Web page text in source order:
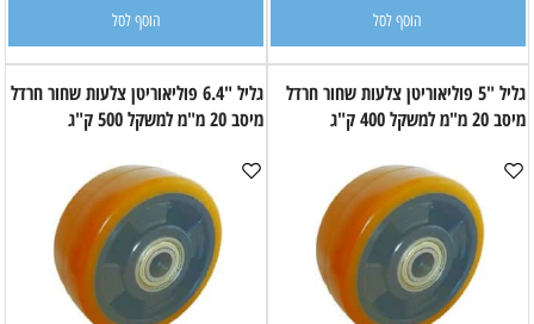
הוסף לסל הוסף לסל
גליל "5 פוליאוריטן צלעות שחור חרדל
מיסב 20 מ"מ למשקל 400 ק"ג
גליל "6.4 פוליאוריטן צלעות שחור חרדל
מיסב 20 מ"מ למשקל 500 ק"ג